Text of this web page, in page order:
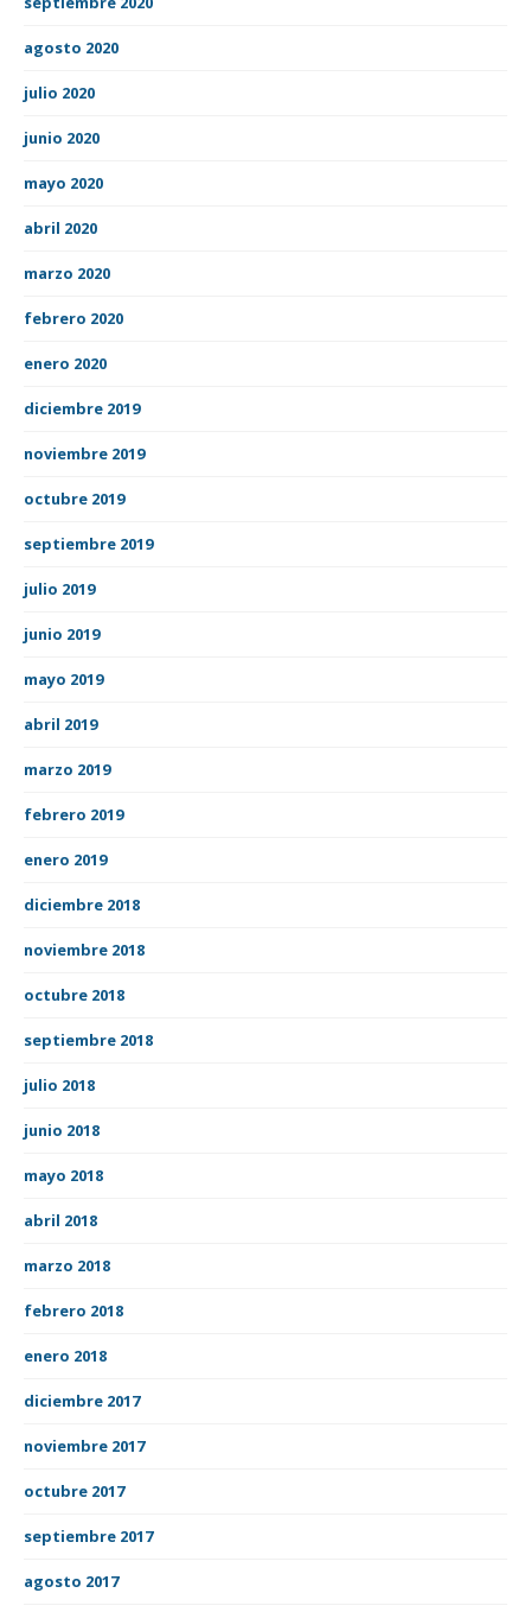
agosto 2020
julio 2020
junio 2020
mayo 2020
abril 2020
marzo 2020
febrero 2020
enero 2020
diciembre 2019
noviembre 2019
octubre 2019
septiembre 2019
julio 2019
junio 2019
mayo 2019
abril 2019
marzo 2019
febrero 2019
enero 2019
diciembre 2018
noviembre 2018
octubre 2018
septiembre 2018
julio 2018
junio 2018
mayo 2018
abril 2018
marzo 2018
febrero 2018
enero 2018
diciembre 2017
noviembre 2017
octubre 2017
septiembre 2017
agosto 2017